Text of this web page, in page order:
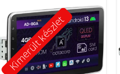
Kimerült készlet